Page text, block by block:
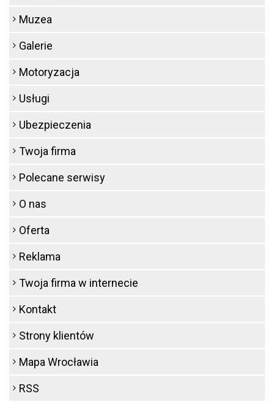
Muzea
Galerie
Motoryzacja
Usługi
Ubezpieczenia
Twoja firma
Polecane serwisy
O nas
Oferta
Reklama
Twoja firma w internecie
Kontakt
Strony klientów
Mapa Wrocławia
RSS